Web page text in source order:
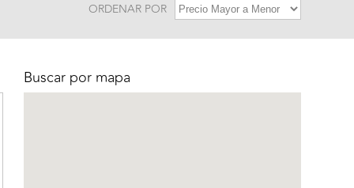
ORDENAR POR
Buscar por mapa